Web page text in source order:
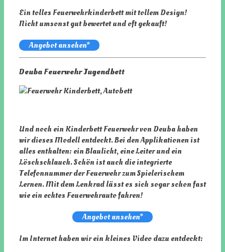
Ein tolles Feuerwehrkinderbett mit tollem Design!
Nicht umsonst gut bewertet und oft gekauft!
Angebot ansehen*
Deuba Feuerwehr Jugendbett
Und noch ein Kinderbett Feuerwehr von Deuba haben
wir dieses Modell entdeckt. Bei den Applikationen ist
alles enthalten: ein Blaulicht, eine Leiter und ein
Löschschlauch. Schön ist auch die integrierte
Telefonnummer der Feuerwehr zum Spielerischem
Lernen. Mit dem Lenkrad lässt es sich sogar schon fast
wie ein echtes Feuerwehrauto fahren!
Angebot ansehen*
Im Internet haben wir ein kleines Video dazu entdeckt: